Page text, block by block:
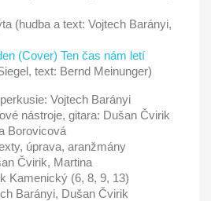
(hudba a text: Vojtech Barányi,
(Cover) Ten čas nám letí
text: Bernd Meinunger)
Vojtech Barányi
nástroje, gitara: Dušan Čvirik
Borovicová
úprava, aranžmány
Čvirik, Martina
Kamenický (6, 8, 9, 13)
Barányi, Dušan Čvirik